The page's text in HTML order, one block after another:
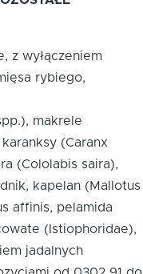
z wyłączeniem
rybiego,
makrele
(Caranx
(Cololabis saira),
kapelan (Mallotus
affinis, pelamida
(Istiophoridae),
jadalnych